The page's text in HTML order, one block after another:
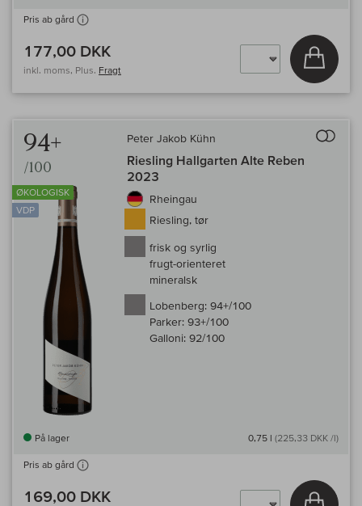
Pris ab gård
177,00 DKK
inkl. moms, Plus. Fragt
Læg i
94+
/100
ØKOLOGISK
VDP
Peter Jakob Kühn
Riesling Hallgarten Alte Reben
2023
Rheingau
Riesling, tør
frisk og syrlig
frugt-orienteret
mineralsk
Lobenberg: 94+/100
Parker: 93+/100
Galloni: 92/100
På lager 0,75 l (225,33 DKK /l)
Pris ab gård
169,00 DKK Læg i